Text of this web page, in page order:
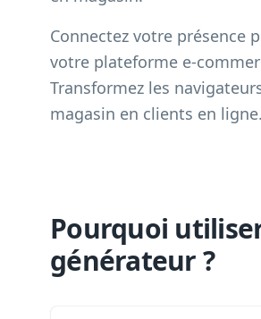
Connectez votre présence
votre plateforme e-
Transformez les
magasin en clients en ligne.
Pourquoi
générateur ?